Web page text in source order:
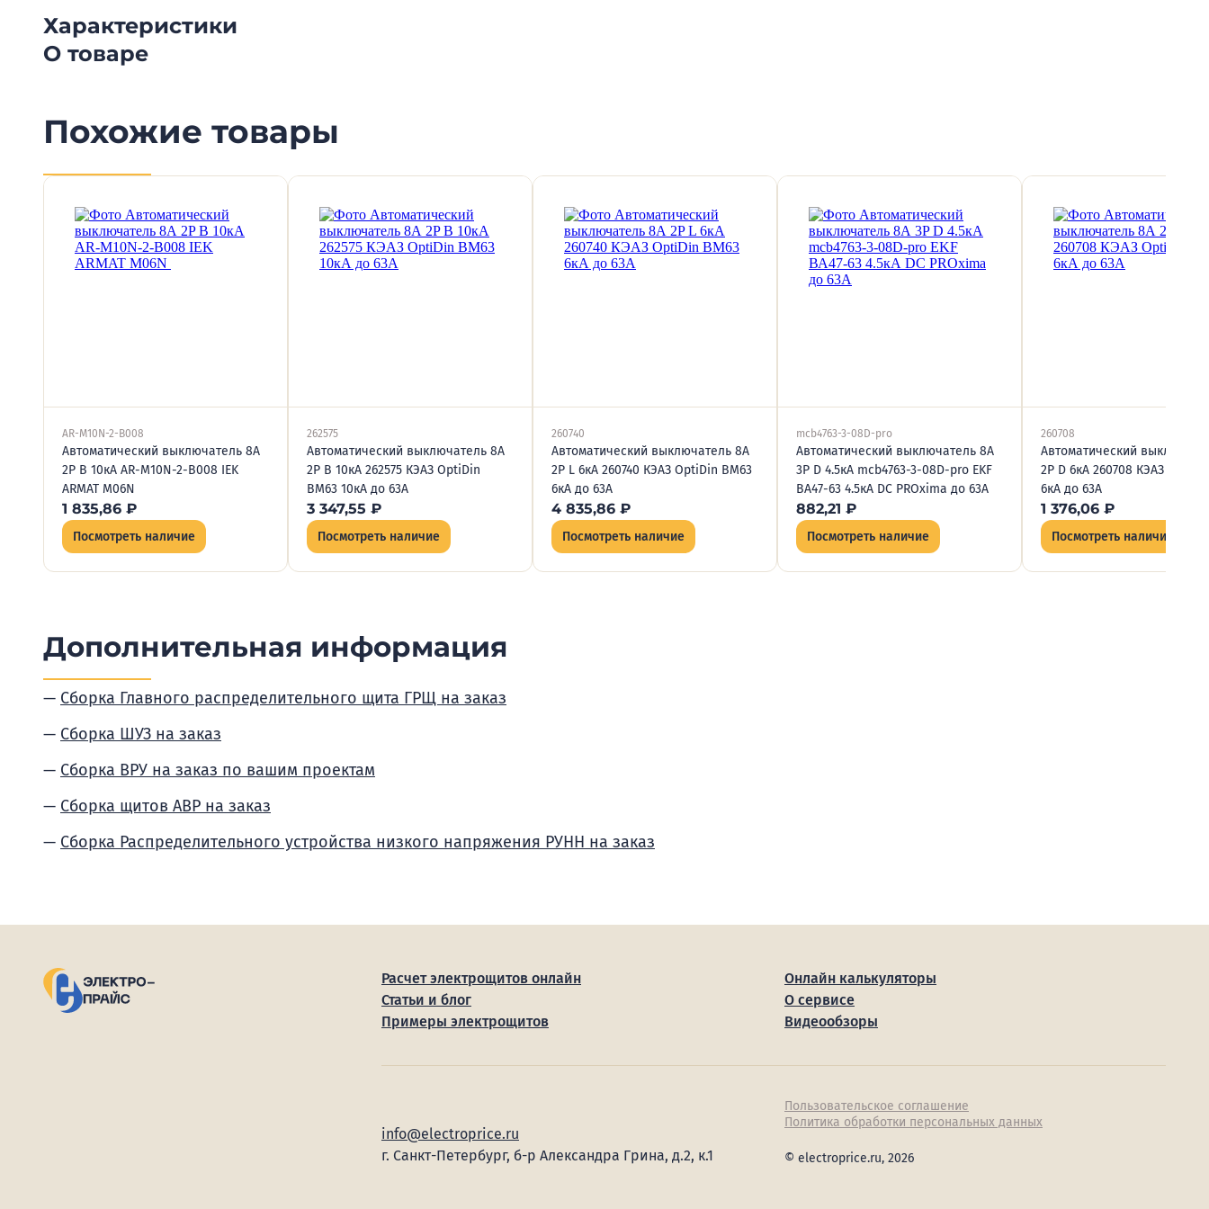
Характеристики
О товаре
Похожие товары
AR-M10N-2-B008
Автоматический выключатель 8А
2P B 10кА AR-M10N-2-B008 IEK
ARMAT M06N
1 835,86 ₽
Посмотреть наличие
262575
Автоматический выключатель 8А
2P B 10кА 262575 КЭАЗ OptiDin
BM63 10кА до 63А
3 347,55 ₽
Посмотреть наличие
260740
Автоматический выключатель 8А
2P L 6кА 260740 КЭАЗ OptiDin BM63
6кА до 63А
4 835,86 ₽
Посмотреть наличие
mcb4763-3-08D-pro
Автоматический выключатель 8А
3P D 4.5кА mcb4763-3-08D-pro EKF
ВА47-63 4.5кА DC PROxima до 63А
882,21 ₽
Посмотреть наличие
260708
Автоматический
2P D 6кА 260708 КЭАЗ
6кА до 63А
1 376,06 ₽
Посмотреть наличие
Дополнительная информация
Сборка Главного распределительного щита ГРЩ на заказ
Сборка ШУЗ на заказ
Сборка ВРУ на заказ по вашим проектам
Сборка щитов АВР на заказ
Сборка Распределительного устройства низкого напряжения РУНН на заказ
Расчет электрощитов онлайн
Онлайн калькуляторы
Статьи и блог
О сервисе
Примеры электрощитов
Видеообзоры
info@electroprice.ru
г. Санкт-Петербург, б-р Александра Грина, д.2, к.1
Пользовательское соглашение
Политика обработки персональных данных
© electroprice.ru, 2026